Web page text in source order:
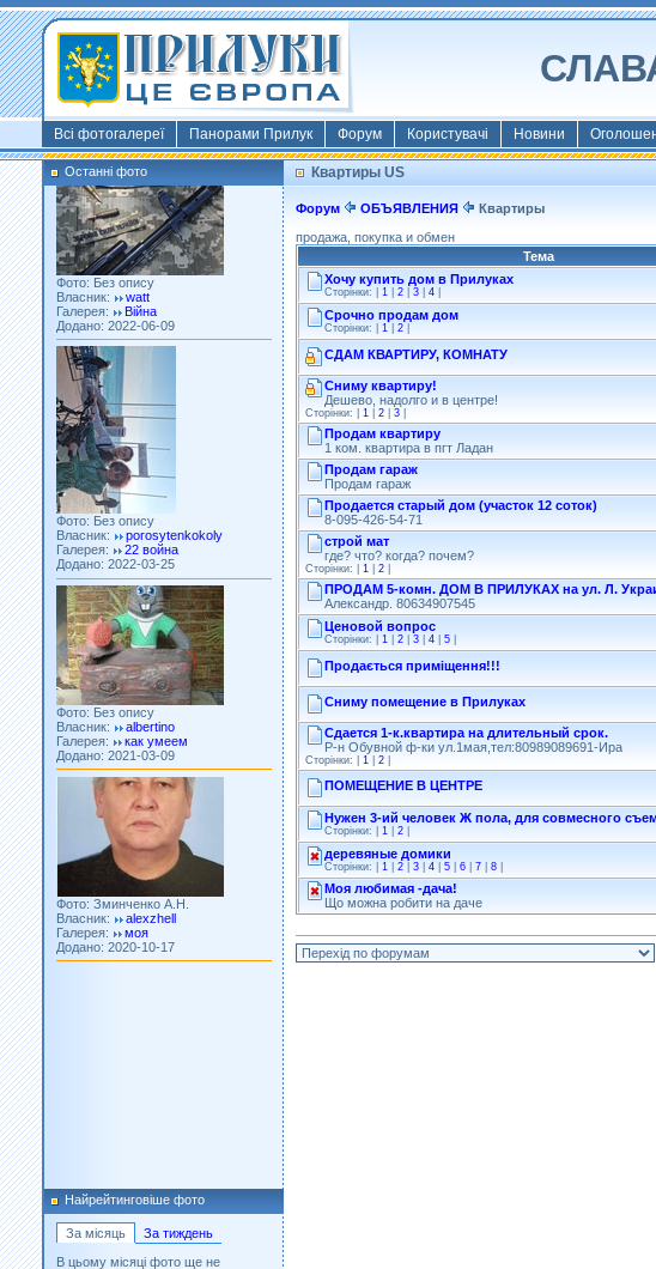
Всі фотогалереї Панорами Прилук Форум Користувачі Новини
Останні фото
Фото: Київ 2022
Власник:
morsresistis
Галерея:
Templates
Додано: 2022-11-13
Фото: Без опису
Власник:
watt
Галерея:
Війна
Додано: 2022-06-09
Фото: Без опису
Власник:
Галерея:
22 война
Додано: 2022-03-25
Фото: Без опису
Власник:
albertino
Галерея:
как умеем
Додано: 2021-03-09
Фото: Зминченко А.Н.
Власник:
alexzhell
Галерея:
моя
Додано: 2020-10-17
Найрейтинговіше фото
За місяць
За тиждень
В цьому місяці фото ще не
Квартиры US
Форум ОБЪЯВЛЕНИЯ
Квартиры
продажа, покупка и обмен
Тема
Хочу купить дом в Прилуках
Сторінки: | 1 2 3 4
Срочно продам дом
Сторінки: | 1 2
СДАМ КВАРТИРУ, КОМНАТУ
Сниму квартиру!
Дешево, надолго и в центре!
Сторінки: | 1 2 3
Продам квартиру
1 ком. квартира в пгт Ладан
Продам гараж
Продам гараж
Продается старый дом (участок 12 соток)
8-095-426-54-71
строй мат
где? что? когда? почем?
Сторінки: | 1 2
ПРОДАМ 5-комн. ДОМ В ПРИЛУКАХ на ул. Л.
Александр. 80634907545
Ценовой вопрос
Сторінки: | 1 2 3 4 5
Продається приміщення!!!
Сниму помещение в Прилуках
Сдается 1-к.квартира на длительный срок.
Р-н Обувной ф-ки ул.1мая,тел:80989089691-Ира
Сторінки: | 1 2
ПОМЕЩЕНИЕ В ЦЕНТРЕ
Нужен 3-ий человек Ж пола, для совмесного
Сторінки: | 1 2
деревяные домики
Сторінки: | 1 2 3 4 5 6 7 8
Моя любимая -дача!
Що можна робити на даче